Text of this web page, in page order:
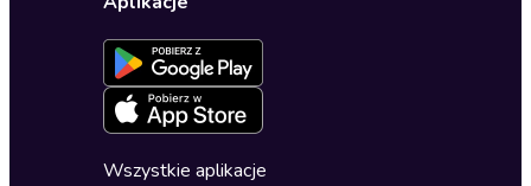
Dla młodzieżyFormularz zgłaszania nielegalnych treści
Deklaracja dostępności
Oferta dla firm i bibliotek
Dołącz do newslettera
Blog
Zapowiedzi
Cykle audiobooków
Wszystkie aplikacje